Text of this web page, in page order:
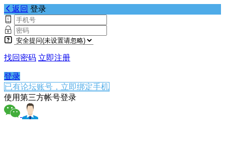
返回 登录
找回密码 立即注册
登录
已有论坛账号，立即绑定手机
使用第三方帐号登录